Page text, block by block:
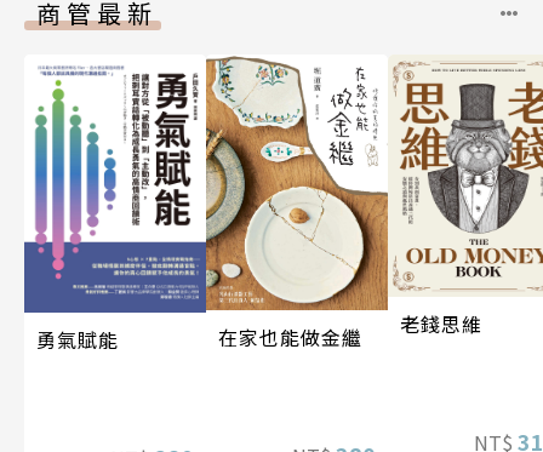
商管最新
勇氣賦能 在家也能做金繼 老錢思維
NT$